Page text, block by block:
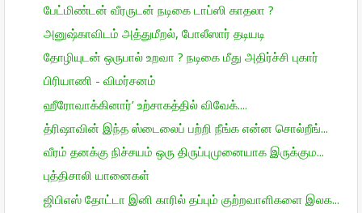
பேட்மிண்டன் வீரருடன் நடிகை டாப்ஸி காதலா ?
அனுஷ்காவிடம் அத்துமீறல், போலீஸார் தடியடி
தோழியுடன் ஒருபால் உறவா ? நடிகை மீது அதிர்ச்சி புகார்
பிரியாணி - விமர்சனம்
ஹீரோவாக்கினார்’ உற்சாகத்தில் விவேக்....
த்ரிஷாவின் இந்த ஸ்டைலைப் பற்றி நீங்க என்ன சொல்றீங்...
வீரம் தனக்கு நிச்சயம் ஒரு திருப்புமுனையாக இருக்கும...
புத்திசாலி யானைகள்
ஜிபிஎஸ் தோட்டா இனி காரில் தப்பும் குற்றவாளிகளை இலக...